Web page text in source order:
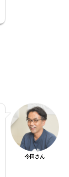
今田さん